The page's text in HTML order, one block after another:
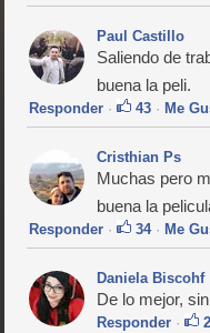
Paul Castillo
Saliendo de
buena la peli.
Responder · 43 · Me
Cristhian Ps
Muchas pero
buena la
Responder · 34· Me
Daniela Biscohf
De lo mejor,
Responder ·